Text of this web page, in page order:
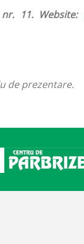
11. Website:
de prezentare.